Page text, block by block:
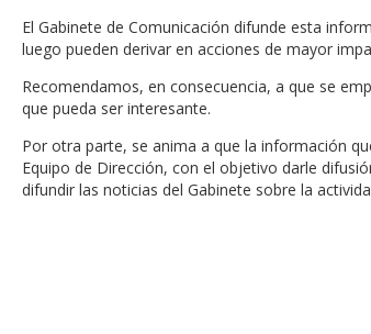
El Gabinete de Comunicación difunde esta
luego pueden derivar en acciones de mayor
Recomendamos, en consecuencia, a que se
que pueda ser interesante.
Por otra parte, se anima a que la información
Equipo de Dirección, con el objetivo darle
difundir las noticias del Gabinete sobre la